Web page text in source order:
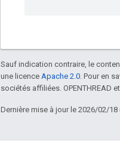
Sauf indication contraire, le
une licence Apache 2.0. Pour en
sociétés affiliées. OPENTHREAD
Dernière mise à jour le 2026/02/18